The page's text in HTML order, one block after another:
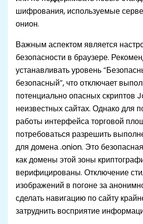
шифрования, используемые
онион.
Важным аспектом является
безопасности в браузере.
устанавливать уровень
безопасный”, что отключает
потенциально опасных скриптов
неизвестных сайтах. Однако для
работы интерфейса торговой
потребоваться разрешить
для домена .onion. Это
как домены этой зоны
верифицированы. Отключение
изображений в погоне за
сделать навигацию по сайту
затруднить восприятие